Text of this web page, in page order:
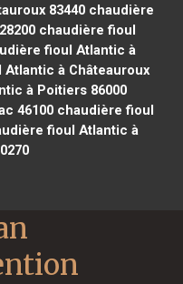
83440 chaudière
chaudière fioul
fioul Atlantic à
à Châteauroux
à Poitiers 86000
46100chaudière fioul
fioul Atlantic à